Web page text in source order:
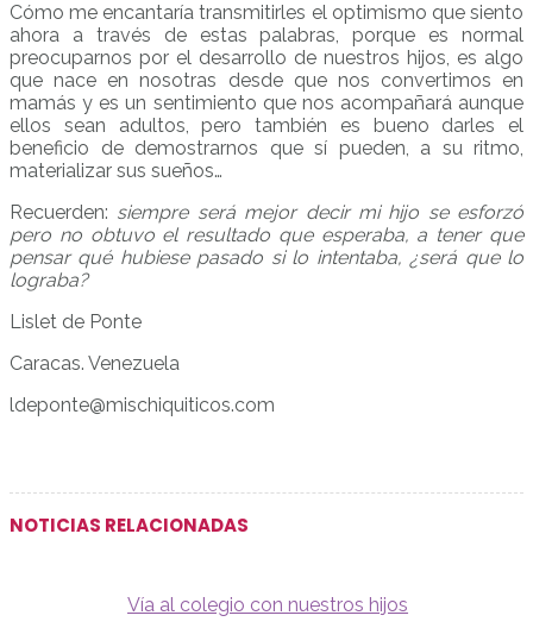
Cómo me encantaría transmitirles el optimismo que siento
ahora a través de estas palabras, porque es normal
preocuparnos por el desarrollo de nuestros hijos, es algo
que nace en nosotras desde que nos convertimos en
mamás y es un sentimiento que nos acompañará aunque
ellos sean adultos, pero también es bueno darles el
beneficio de demostrarnos que sí pueden, a su ritmo,
materializar sus sueños…
Recuerden: siempre será mejor decir mi hijo se esforzó
pero no obtuvo el resultado que esperaba, a tener que
pensar qué hubiese pasado si lo intentaba, ¿será que lo
lograba?
Lislet de Ponte
Caracas. Venezuela
ldeponte@mischiquiticos.com
NOTICIAS RELACIONADAS
Vía al colegio con nuestros hijos